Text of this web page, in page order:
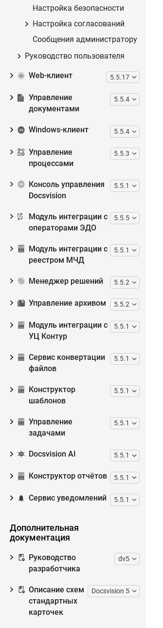
Настройка безопасности
Настройка согласований
Сообщения администратору
Руководство пользователя
Web-клиент 5.5.17
Управление
документами
5.5.4
Windows-клиент 5.5.4
Управление
процессами
5.5.3
Консоль управления
Docsvision
5.5.1
Модуль интеграции с
операторами ЭДО
5.5.5
Модуль интеграции с
реестром МЧД
5.5.1
Менеджер решений 5.5.2
Управление архивом 5.5.2
Модуль интеграции с
УЦ Контур
5.5.1
Сервис конвертации
файлов
5.5.1
Конструктор
шаблонов
5.5.1
Управление
задачами
5.5.1
Docsvision AI 5.5.1
Конструктор отчётов 5.5.1
Сервис уведомлений 5.5.1
Дополнительная
документация
Руководство
разработчика
dv5
Описание схем
стандартных
карточек
Docsvision 5